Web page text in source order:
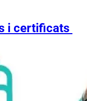
i certificats